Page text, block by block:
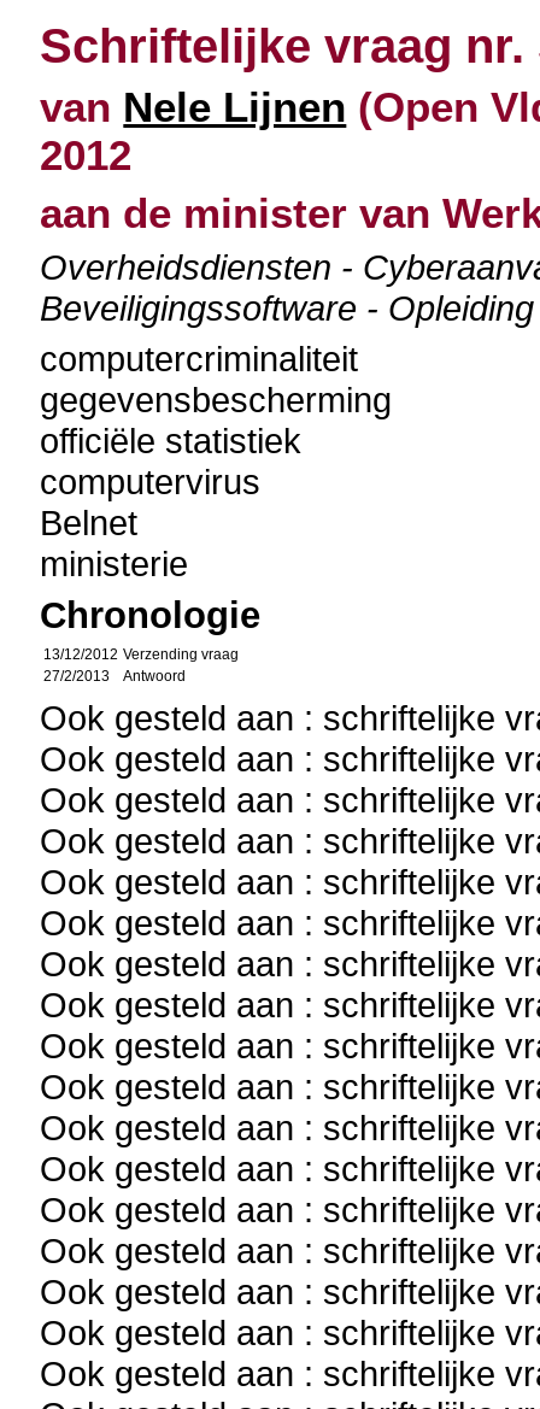
Schriftelijke vraag nr.
van Nele Lijnen (Open
2012
aan de minister van
Overheidsdiensten -
Beveiligingssoftware -
computercriminaliteit
gegevensbescherming
officiële statistiek
computervirus
Belnet
ministerie
Chronologie
13/12/2012 Verzending vraag
27/2/2013
Antwoord
Ook gesteld aan : schriftelijke
Ook gesteld aan : schriftelijke
Ook gesteld aan : schriftelijke
Ook gesteld aan : schriftelijke
Ook gesteld aan : schriftelijke
Ook gesteld aan : schriftelijke
Ook gesteld aan : schriftelijke
Ook gesteld aan : schriftelijke
Ook gesteld aan : schriftelijke
Ook gesteld aan : schriftelijke
Ook gesteld aan : schriftelijke
Ook gesteld aan : schriftelijke
Ook gesteld aan : schriftelijke
Ook gesteld aan : schriftelijke
Ook gesteld aan : schriftelijke
Ook gesteld aan : schriftelijke
Ook gesteld aan : schriftelijke